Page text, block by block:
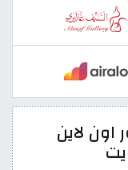
لاين